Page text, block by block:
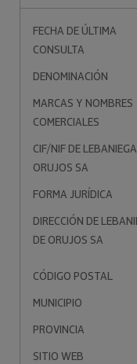
FECHA DE ÚLTIMA
CONSULTA
DENOMINACIÓN
MARCAS Y NOMBRES
COMERCIALES
CIF/NIF DE
ORUJOS SA
FORMA JURÍDICA
DIRECCIÓN DE
DE ORUJOS SA
CÓDIGO POSTAL
MUNICIPIO
PROVINCIA
SITIO WEB